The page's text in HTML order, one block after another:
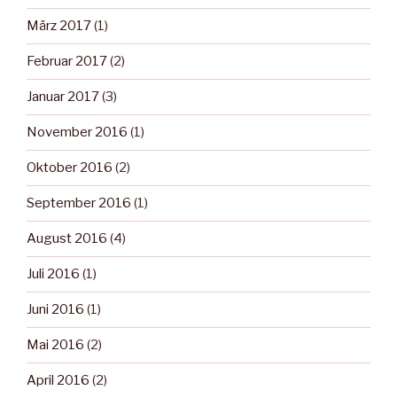
März 2017(1)
Februar 2017(2)
Januar 2017(3)
November 2016 (1)
Oktober 2016 (2)
September 2016 (1)
August 2016 (4)
Juli 2016 (1)
Juni 2016 (1)
Mai 2016 (2)
April 2016 (2)